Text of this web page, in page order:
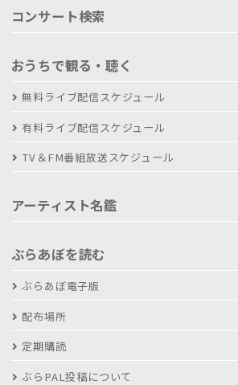
コンサート検索
おうちで観る・聴く
無料ライブ配信スケジュール
有料ライブ配信スケジュール
TV＆FM番組放送スケジュール
アーティスト名鑑
ぶらあぼを読む
ぶらあぼ電子版
配布場所
定期購読
ぶらPAL投稿について